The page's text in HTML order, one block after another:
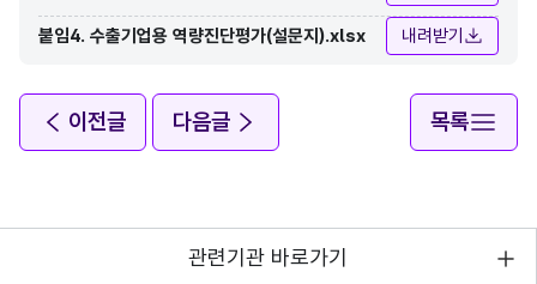
붙임4. 수출기업용 역량진단평가(설문지).xlsx 내려받기
이전글 다음글 목록
관련기관 바로가기